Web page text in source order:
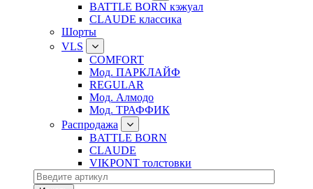
BATTLE BORN кэжуал
CLAUDE классика
Шорты
VLS
COMFORT
Мод. ПАРКЛАЙФ
REGULAR
Мод. Алмодо
Мод. ТРАФФИК
Распродажа
BATTLE BORN
CLAUDE
VIKPONT толстовки